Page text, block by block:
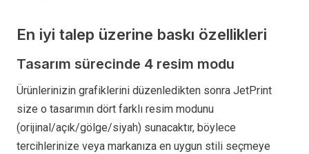
En iyi talep üzerine baskı özellikleri
Tasarım sürecinde 4 resim modu
Ürünlerinizin grafiklerini düzenledikten sonra JetPrint
size o tasarımın dört farklı resim modunu
(orijinal/açık/gölge/siyah) sunacaktır, böylece
tercihlerinize veya markanıza en uygun stili seçmeye